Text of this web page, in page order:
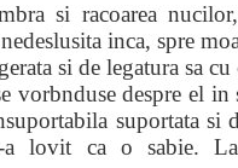
si racoarea
inca, spre
si de legatura sa
vorbnduse despre el in
suportata si
a lovit ca o sabie.